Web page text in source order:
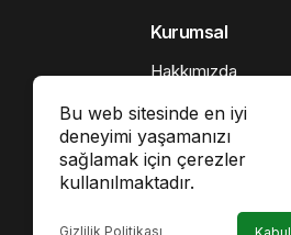
Bu web sitesinde en iyi
deneyimi yaşamanızı
sağlamak için çerezler
kullanılmaktadır.
Gizlilik Politikası
Kurumsal
Hakkımızda
Künye
İletişim
Gizlilik politikası